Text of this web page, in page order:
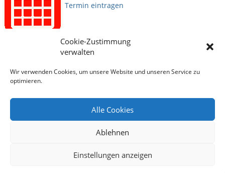
Cookie-Zustimmung
verwalten
Wir verwenden Cookies, um unsere Website und unseren Service zu
optimieren.
Alle Cookies
Ablehnen
Einstellungen anzeigen
Termin eintragen
Social Media
Datenschutz